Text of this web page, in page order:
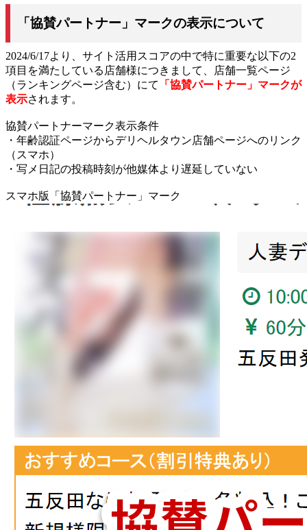
「協賛パートナー」マークの表示について
2024/6/17より、サイト活用スコアの中で特に重要な以下の2
項目を満たしている店舗様につきまして、店舗一覧ページ
（ランキングページ含む）にて
「協賛パートナー」マークが
表示されます。
協賛パートナーマーク表示条件
・年齢認証ページからデリヘルタウン店舗ページへのリンク
（スマホ）
・写メ日記の投稿時刻が他媒体より遅延していない
スマホ版「協賛パートナー」マーク